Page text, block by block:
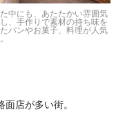
中にも、あたたかい雰囲気
、手作りで素材の持ち味を
パンやお菓子、料理が人気
店が多い街。